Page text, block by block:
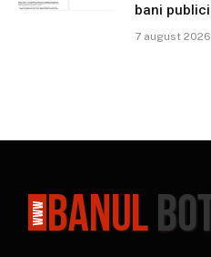
bani publici
7 august 2026